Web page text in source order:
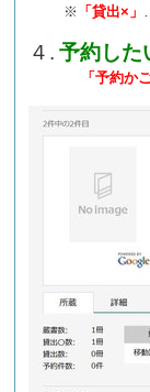
※ 「貸出×」
４. 予約した
「予約か